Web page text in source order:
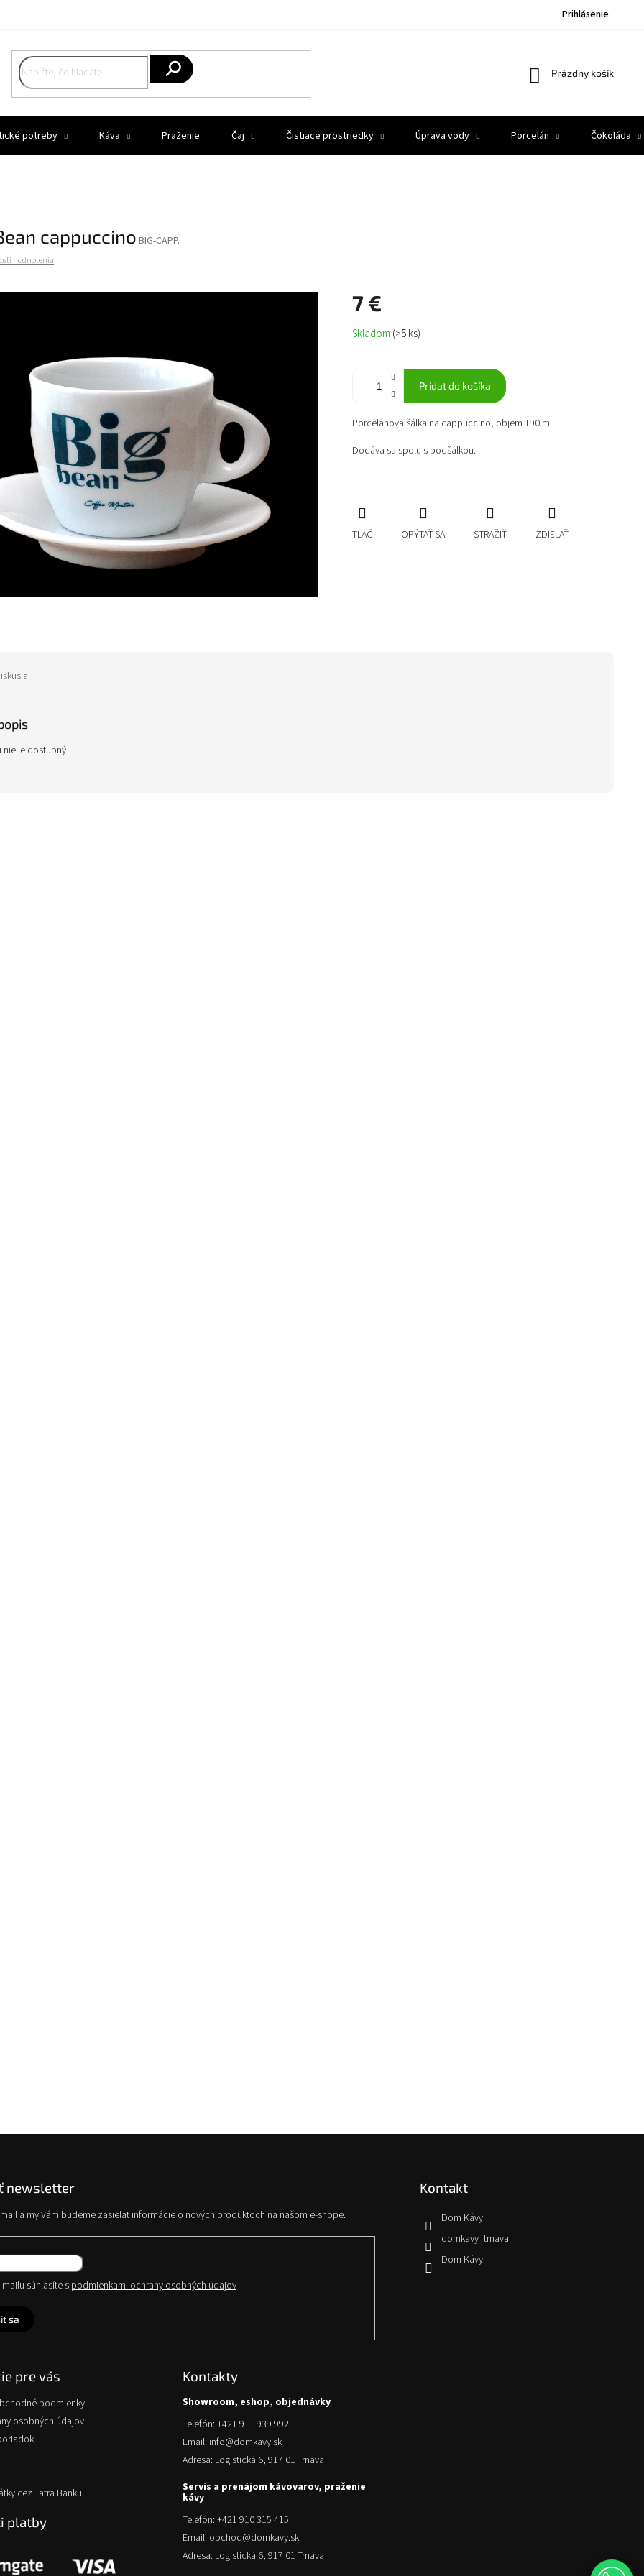
Prihlásenie
Nákupný
Prázdny košík
potreby Káva Praženie Čaj Čistiace prostriedky Úprava vody Porcelán Čokoláda
cappuccino BIG-CAPP.
hodnotenia
7 €
Jednotková
cena:
Skladom (>5 ks)
Pridať do košíka
Porcelánová šálka na cappuccino, objem 190 ml.
Dodáva sa spolu s podšálkou.
TLAČ OPÝTAŤ SA STRÁŽIŤ ZDIEĽAŤ
je dostupný
newsletter
a my Vám budeme zasielať informácie o nových produktoch na našom e-shope.
súhlasíte spodmienkami ochrany osobných údajov
sa
Kontakt
Dom Kávy
domkavy_trnava
Dom Kávy
pre vás
podmienky
osobných údajov
cez Tatra Banku
platby
Kontakty
Showroom, eshop, objednávky
Telefón: +421 911 939 992
Email: info@domkavy.sk
Adresa: Logistická 6, 917 01 Trnava
Servis a prenájom kávovarov, praženie
kávy
Telefón: +421 910 315 415
Email: obchod@domkavy.sk
Adresa: Logistická 6, 917 01 Trnava